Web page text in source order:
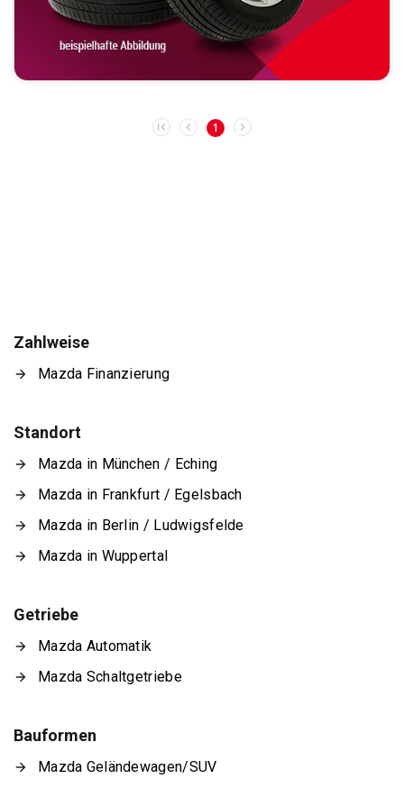
1
Zahlweise
Mazda Finanzierung
Standort
Mazda in München / Eching
Mazda in Frankfurt / Egelsbach
Mazda in Berlin / Ludwigsfelde
Mazda in Wuppertal
Getriebe
Mazda Automatik
Mazda Schaltgetriebe
Bauformen
Mazda Geländewagen/SUV